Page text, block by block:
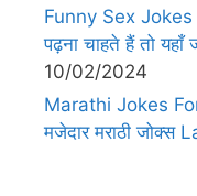
Funny Sex Jokes
पढ़ना चाहते हैं तो
10/02/2024
Marathi Jokes
मजेदार मराठी जोक्स